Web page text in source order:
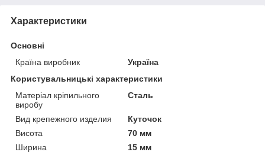
Характеристики
Основні
Країна виробник
Україна
Користувальницькі характеристики
Матеріал кріпильного
виробу
Сталь
Вид крепежного изделия
Куточок
Висота
70 мм
Ширина
15 мм